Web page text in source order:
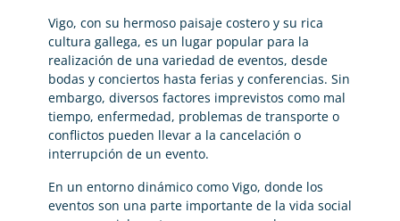
Vigo, con su hermoso paisaje costero y su rica
cultura gallega, es un lugar popular para la
realización de una variedad de eventos, desde
bodas y conciertos hasta ferias y conferencias. Sin
embargo, diversos factores imprevistos como mal
tiempo, enfermedad, problemas de transporte o
conflictos pueden llevar a la cancelación o
interrupción de un evento.
En un entorno dinámico como Vigo, donde los
eventos son una parte importante de la vida social